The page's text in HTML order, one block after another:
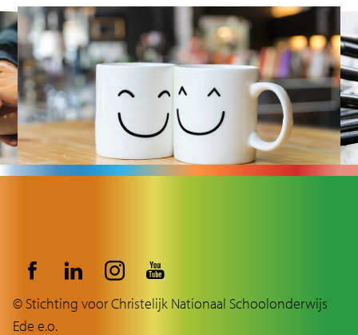
© Stichting voor Christelijk Nationaal Schoolonderwijs
Ede e.o.